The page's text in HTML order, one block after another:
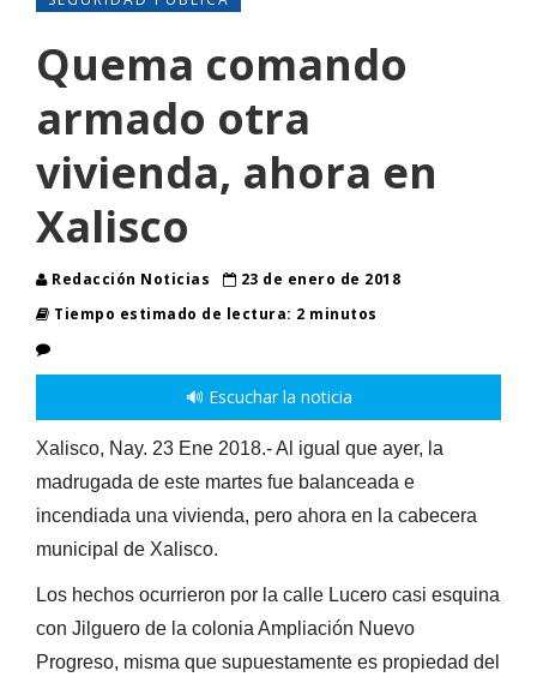
Quema comando
armado otra
vivienda, ahora en
Xalisco
Redacción Noticias
23 de enero de 2018
Tiempo estimado de lectura: 2 minutos
🔊 Escuchar la noticia
Xalisco, Nay. 23 Ene 2018.- Al igual que ayer, la
madrugada de este martes fue balanceada e
incendiada una vivienda, pero ahora en la cabecera
municipal de Xalisco.
Los hechos ocurrieron por la calle Lucero casi esquina
con Jilguero de la colonia Ampliación Nuevo
Progreso, misma que supuestamente es propiedad del